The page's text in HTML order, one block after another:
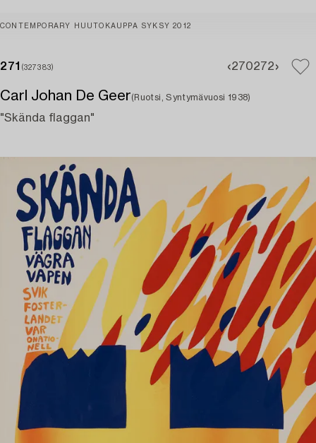
CONTEMPORARY HUUTOKAUPPA SYKSY 2012
271 (327383) 270272
Carl Johan De Geer(Ruotsi, Syntymävuosi 1938)
"Skända flaggan"